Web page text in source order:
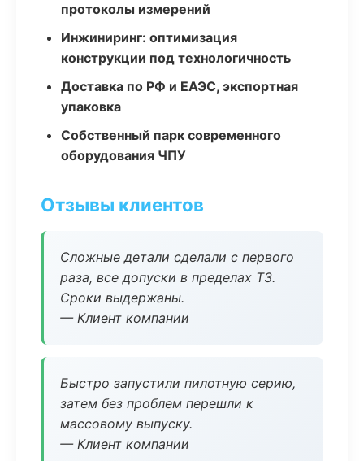
протоколы измерений
Инжиниринг: оптимизация
конструкции под технологичность
Доставка по РФ и ЕАЭС, экспортная
упаковка
Собственный парк современного
оборудования ЧПУ
Отзывы клиентов
Сложные детали сделали с первого
раза, все допуски в пределах ТЗ.
Сроки выдержаны.
— Клиент компании
Быстро запустили пилотную серию,
затем без проблем перешли к
массовому выпуску.
— Клиент компании